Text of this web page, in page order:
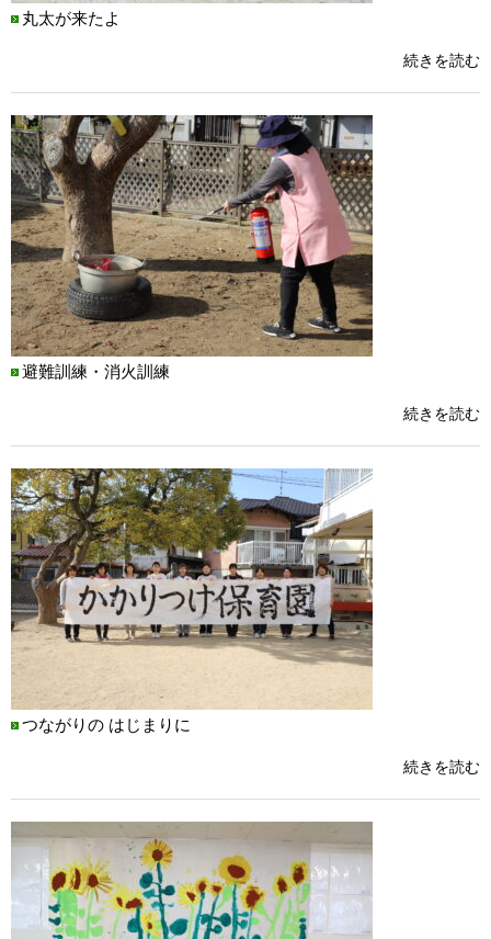
丸太が来たよ
続きを読む
避難訓練・消火訓練
続きを読む
つながりの はじまりに
続きを読む